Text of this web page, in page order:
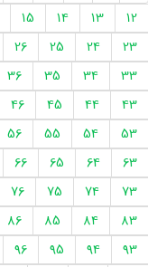
12
13
14
15
23
24
25
26
33
34
35
36
43
44
45
46
53
54
55
56
63
64
65
66
73
74
75
76
83
84
85
86
93
94
95
96